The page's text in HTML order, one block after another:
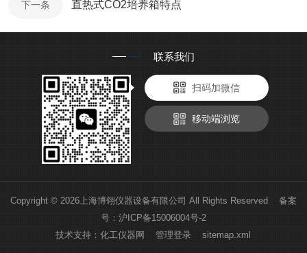
下一条 直热式CO2培养箱特点
联系我们
扫码加微信
移动端浏览
Copyright © 2026上海博翎仪器设备有限公司 All Rights Reserved 备案
号： 沪ICP备15006004号-2
技术支持：化工仪器网 管理登录 sitemap.xml